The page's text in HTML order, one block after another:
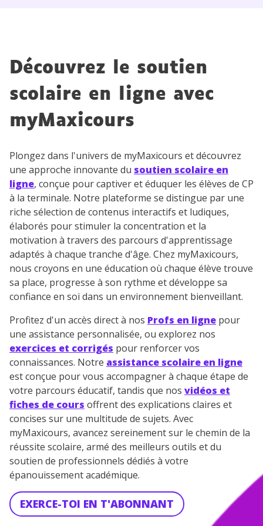
Découvrez le soutien
scolaire en ligne avec
myMaxicours
Plongez dans l'univers de myMaxicours et découvrez
une approche innovante du soutien scolaire en
ligne, conçue pour captiver et éduquer les élèves de CP
à la terminale. Notre plateforme se distingue par une
riche sélection de contenus interactifs et ludiques,
élaborés pour stimuler la concentration et la
motivation à travers des parcours d'apprentissage
adaptés à chaque tranche d'âge. Chez myMaxicours,
nous croyons en une éducation où chaque élève trouve
sa place, progresse à son rythme et développe sa
confiance en soi dans un environnement bienveillant.
Profitez d'un accès direct à nos Profs en ligne pour
une assistance personnalisée, ou explorez nos
exercices et corrigés pour renforcer vos
connaissances. Notre assistance scolaire en ligne
est conçue pour vous accompagner à chaque étape de
votre parcours éducatif, tandis que nos vidéos et
fiches de cours offrent des explications claires et
concises sur une multitude de sujets. Avec
myMaxicours, avancez sereinement sur le chemin de la
réussite scolaire, armé des meilleurs outils et du
soutien de professionnels dédiés à votre
épanouissement académique.
EXERCE-TOI EN T'ABONNANT